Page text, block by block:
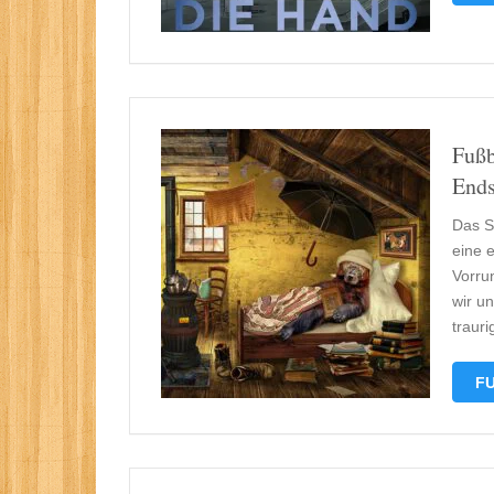
Das
eine
wir